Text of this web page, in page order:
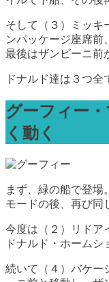
そして（３）ミッキ
ンパッケージ座席前
最後はザンビーニ前
ドナルド達は３つ全
グーフィー
く動く
まず、緑の船で登場
モードの後、再び同
今度は（２）リドア
ドナルド・ホームシ
続いて（４）バケー